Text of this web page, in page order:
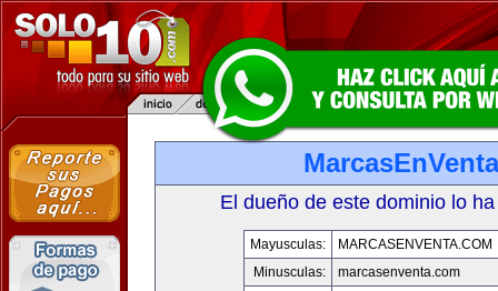
El dueño de este dominio lo
Mayusculas:
MARCASENVENTA.COM
Minusculas:
marcasenventa.com